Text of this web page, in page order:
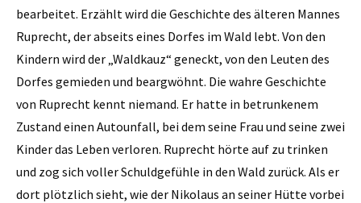
bearbeitet. Erzählt wird die Geschichte des älteren Mannes
­Ruprecht, der abseits eines Dorfes im Wald lebt. Von den
Kindern wird der „Waldkauz“ geneckt, von den Leuten des
Dorfes gemieden und beargwöhnt. Die wahre Geschichte
von Ruprecht kennt niemand. Er hatte in betrunkenem
Zustand einen Autounfall, bei dem seine Frau und seine zwei
Kinder das Leben verloren. Ruprecht hörte auf zu trinken
und zog sich voller Schuldgefühle in den Wald zurück. Als er
dort plötzlich sieht, wie der Nikolaus an seiner Hütte vorbei